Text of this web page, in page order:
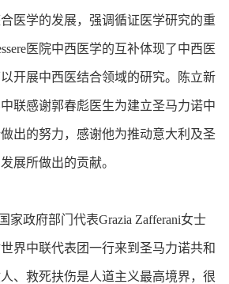
医学的发展，强调循证医学研究的重
医院中西医学的互补体现了中西医
开展中西医结合领域的研究。陈立新
联感谢郭春彪医生为建立圣马力诺中
出的努力，感谢他为推动意大利及圣
展所做出的贡献。
政府部门代表Grazia Zafferani女士
界中联代表团一行来到圣马力诺共和
、救死扶伤是人道主义最高境界，很